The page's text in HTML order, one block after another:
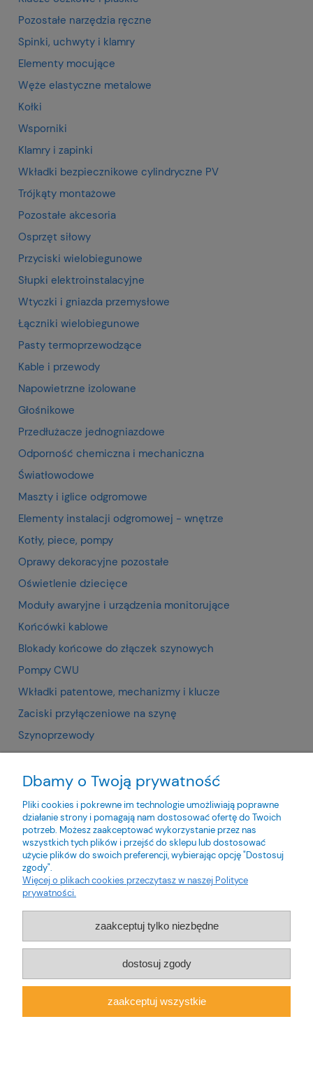
Pozostałe narzędzia ręczne
Spinki, uchwyty i klamry
Elementy mocujące
Węże elastyczne metalowe
Kołki
Wsporniki
Klamry i zapinki
Wkładki bezpiecznikowe cylindryczne PV
Trójkąty montażowe
Pozostałe akcesoria
Osprzęt siłowy
Przyciski wielobiegunowe
Słupki elektroinstalacyjne
Wtyczki i gniazda przemysłowe
Łączniki wielobiegunowe
Pasty termoprzewodzące
Kable i przewody
Napowietrzne izolowane
Głośnikowe
Przedłużacze jednogniazdowe
Odporność chemiczna i mechaniczna
Światłowodowe
Maszty i iglice odgromowe
Elementy instalacji odgromowej - wnętrze
Kotły, piece, pompy
Oprawy dekoracyjne pozostałe
Oświetlenie dziecięce
Moduły awaryjne i urządzenia monitorujące
Końcówki kablowe
Blokady końcowe do złączek szynowych
Pompy CWU
Wkładki patentowe, mechanizmy i klucze
Zaciski przyłączeniowe na szynę
Szynoprzewody
Blokady końcowe do złączek szynowych
Inteligentne oświetlenie
Kratki wentylacyjne
Sterownie i zabezpieczenie silników elektrycznych
Belle
Części
Feda
Honiton
Komatex
Proma
Dbamy o Twoją prywatność
Pliki cookies i pokrewne im technologie umożliwiają poprawne
działanie strony i pomagają nam dostosować ofertę do Twoich
potrzeb. Możesz zaakceptować wykorzystanie przez nas
wszystkich tych plików i przejść do sklepu lub dostosować
użycie plików do swoich preferencji, wybierając opcję "Dostosuj
zgody".
Więcej o plikach cookies przeczytasz w naszej Polityce
prywatności.
zaakceptuj tylko niezbędne
dostosuj zgody
zaakceptuj wszystkie